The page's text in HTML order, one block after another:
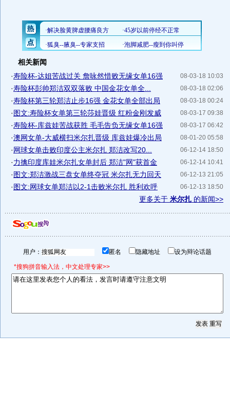
相关新闻
08-03-18 10:03
·寿险杯-达姐苦战过关 詹咏然惜败无缘女单16强
08-03-18 02:06
·寿险杯彭帅郑洁双双落败 中国金花女单全...
08-03-18 00:24
·寿险杯第三轮郑洁止步16强 金花女单全部出局
08-03-17 09:38
·图文:寿险杯女单第三轮莎娃晋级 红粉金刚发威
08-03-17 06:42
·寿险杯-库兹娃苦战获胜 毛毛告负无缘女单16强
08-01-20 05:58
·澳网女单-大威横扫米尔扎晋级 库兹娃爆冷出局
06-12-14 18:50
·网球女单击败印度公主米尔扎 郑洁改写20...
06-12-14 10:41
·力擒印度库娃米尔扎女单封后 郑洁"网"获首金
06-12-13 21:05
·图文:郑洁激战三盘女单终夺冠 米尔扎无力回天
06-12-13 18:50
·图文:网球女单郑洁以2-1击败米尔扎 胜利欢呼
更多关于 米尔扎 的新闻>>
用户： 匿名 隐藏地址 设为辩论话题
*搜狗拼音输入法，中文处理专家>>